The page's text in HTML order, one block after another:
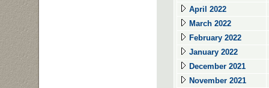
April 2022
March 2022
February 2022
January 2022
December 2021
November 2021